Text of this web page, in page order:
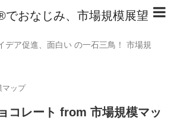
でおなじみ、市場規模展望
デア促進、面白い の一石三鳥！ 市場規
マップ
コレート from 市場規模マッ